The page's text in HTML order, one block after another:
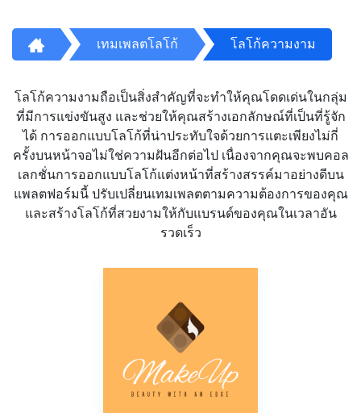
เทมเพลตโลโก้ โลโก้ความงาม
โลโก้ความงามถือเป็นสิ่งสำคัญที่จะทำให้คุณโดดเด่นในกลุ่ม
ที่มีการแข่งขันสูง และช่วยให้คุณสร้างเอกลักษณ์ที่เป็นที่รู้จัก
ได้ การออกแบบโลโก้ที่น่าประทับใจด้วยการแตะเพียงไม่กี่
ครั้งบนหน้าจอไม่ใช่ความฝันอีกต่อไป เนื่องจากคุณจะพบคอล
เลกชั่นการออกแบบโลโก้แต่งหน้าที่สร้างสรรค์มาอย่างดีบน
แพลตฟอร์มนี้ ปรับเปลี่ยนเทมเพลตตามความต้องการของคุณ
และสร้างโลโก้ที่สวยงามให้กับแบรนด์ของคุณในเวลาอัน
รวดเร็ว